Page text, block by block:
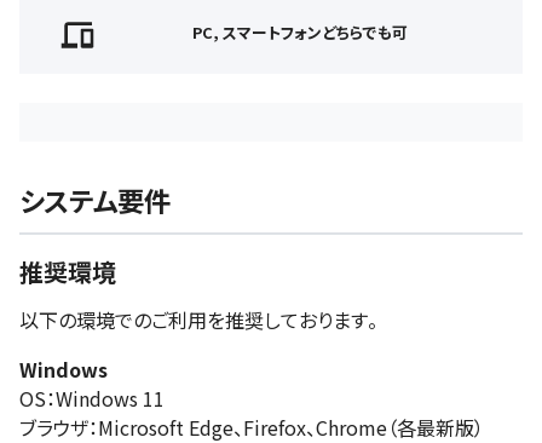
PC, スマートフォンどちらでも可
システム要件
推奨環境
以下の環境でのご利用を推奨しております。
Windows
OS：Windows 11
ブラウザ：Microsoft Edge、Firefox、Chrome（各最新版）